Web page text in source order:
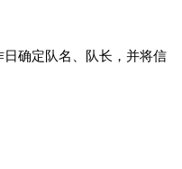
日确定队名、队长，并将信